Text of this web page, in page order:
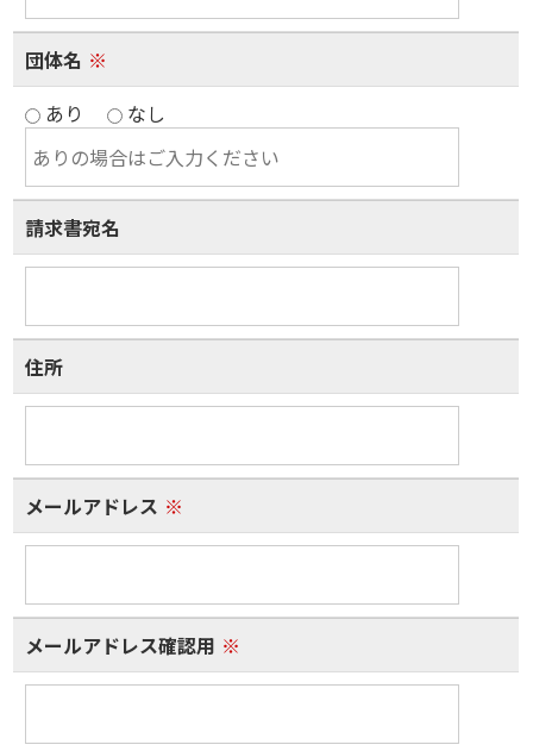
団体名 ※
あり
なし
請求書宛名
住所
メールアドレス ※
メールアドレス確認用 ※